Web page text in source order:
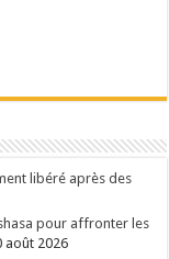
libéré après des
pour affronter les
août 2026